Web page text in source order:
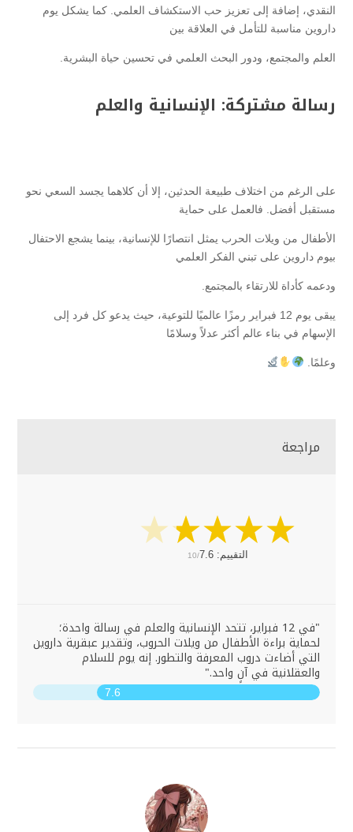
النقدي، إضافة إلى تعزيز حب الاستكشاف العلمي. كما يشكل يوم
داروين مناسبة للتأمل في العلاقة بين
العلم والمجتمع، ودور البحث العلمي في تحسين حياة البشرية.
رسالة مشتركة: الإنسانية والعلم
على الرغم من اختلاف طبيعة الحدثين، إلا أن كلاهما يجسد السعي نحو
مستقبل أفضل. فالعمل على حماية
الأطفال من ويلات الحرب يمثل انتصارًا للإنسانية، بينما يشجع الاحتفال
بيوم داروين على تبني الفكر العلمي
ودعمه كأداة للارتقاء بالمجتمع.
يبقى يوم 12 فبراير رمزًا عالميًا للتوعية، حيث يدعو كل فرد إلى
الإسهام في بناء عالم أكثر عدلاً وسلامًا
وعلمًا.
مراجعة
التقييم: 10/7.6
"في 12 فبراير، تتحد الإنسانية والعلم في رسالة واحدة؛
لحماية براءة الأطفال من ويلات الحروب، وتقدير عبقرية داروين
التي أضاءت دروب المعرفة والتطور. إنه يوم للسلام
والعقلانية في آنٍ واحد."
7.6